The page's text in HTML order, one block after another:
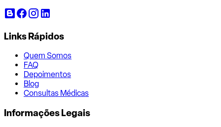
Links Rápidos
Quem Somos
FAQ
Depoimentos
Blog
Consultas Médicas
Informações Legais